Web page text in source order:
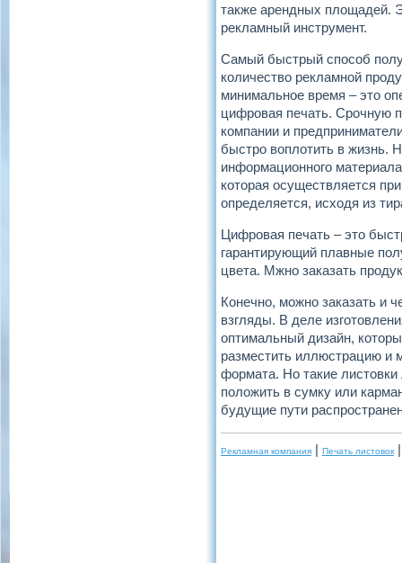
также арендных площадей.
рекламный инструмент.
Самый быстрый способ
количество рекламной
минимальное время – это
цифровая печать. Срочную
компании и
быстро воплотить в жизнь.
информационного
которая осуществляется
определяется, исходя из
Цифровая печать – это
гарантирующий плавные
цвета. Мжно заказать
Конечно, можно заказать и
взгляды. В деле
оптимальный дизайн,
разместить иллюстрацию и
формата. Но такие
положить в сумку или
будущие пути
Рекламная компания | Печать листовок